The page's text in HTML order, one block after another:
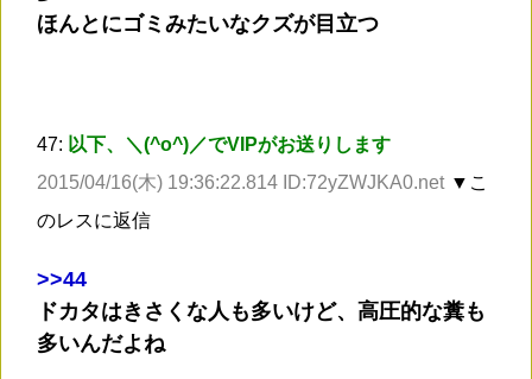
ほんとにゴミみたいなクズが目立つ
47: 以下、＼(^o^)／でVIPがお送りします
2015/04/16(木) 19:36:22.814 ID:72yZWJKA0.net ▼こ
のレスに返信
>>44
ドカタはきさくな人も多いけど、高圧的な糞も
多いんだよね